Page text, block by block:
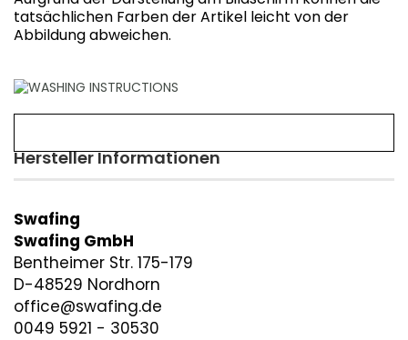
tatsächlichen Farben der Artikel leicht von der
Abbildung abweichen.
Hersteller Informationen
Swafing
Swafing GmbH
Bentheimer Str. 175-179
D-48529 Nordhorn
office@swafing.de
0049 5921 - 30530